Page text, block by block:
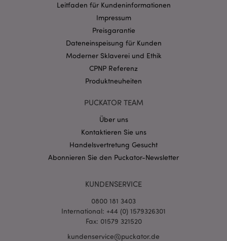
Leitfaden für Kundeninformationen
Impressum
Preisgarantie
Dateneinspeisung für Kunden
Moderner Sklaverei und Ethik
CPNP Referenz
Produktneuheiten
PUCKATOR TEAM
Über uns
Kontaktieren Sie uns
Handelsvertretung Gesucht
Abonnieren Sie den Puckator-Newsletter
KUNDENSERVICE
0800 181 3403
International: +44 (0) 1579326301
Fax: 01579 321520
kundenservice@puckator.de
invalidation
www.puckator.de
PHPSESSID
PHP.net
Datenschutzbestimmungen von Google